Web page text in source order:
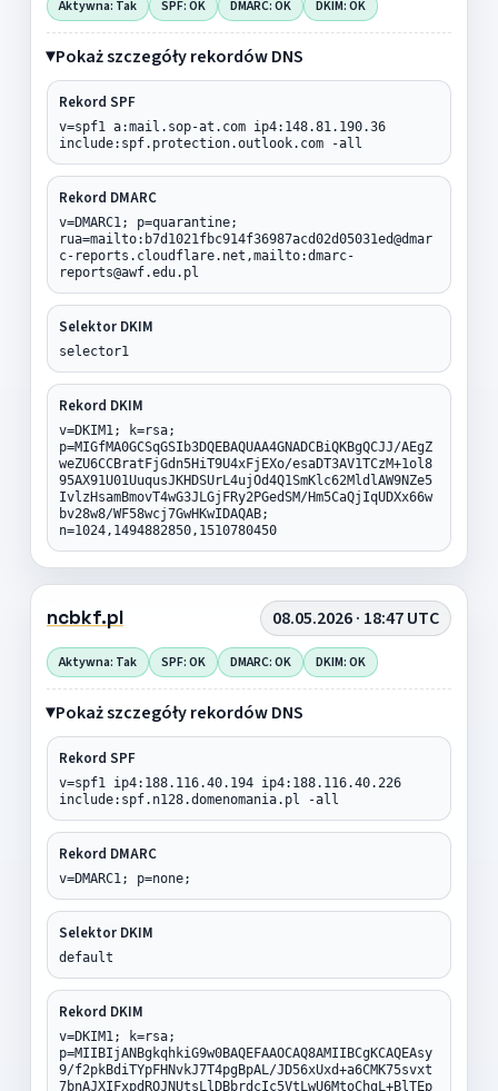
Aktywna: Tak SPF: OK DMARC: OK DKIM: OK
Pokaż szczegóły rekordów DNS
Rekord SPF
v=spf1 a:mail.sop-at.com ip4:148.81.190.36
include:spf.protection.outlook.com -all
Rekord DMARC
v=DMARC1; p=quarantine;
rua=mailto:b7d1021fbc914f36987acd02d05031ed@dmar
c-reports.cloudflare.net,mailto:dmarc-
reports@awf.edu.pl
Selektor DKIM
selector1
Rekord DKIM
v=DKIM1; k=rsa;
p=MIGfMA0GCSqGSIb3DQEBAQUAA4GNADCBiQKBgQCJJ/AEgZ
weZU6CCBratFjGdn5HiT9U4xFjEXo/esaDT3AV1TCzM+1ol8
95AX91U01UuqusJKHDSUrL4ujOd4Q1SmKlc62MldlAW9NZe5
IvlzHsamBmovT4wG3JLGjFRy2PGedSM/Hm5CaQjIqUDXx66w
bv28w8/WF58wcj7GwHKwIDAQAB;
n=1024,1494882850,1510780450
ncbkf.pl 08.05.2026 · 18:47 UTC
Aktywna: Tak SPF: OK DMARC: OK DKIM: OK
Pokaż szczegóły rekordów DNS
Rekord SPF
v=spf1 ip4:188.116.40.194 ip4:188.116.40.226
include:spf.n128.domenomania.pl -all
Rekord DMARC
v=DMARC1; p=none;
Selektor DKIM
default
Rekord DKIM
v=DKIM1; k=rsa;
p=MIIBIjANBgkqhkiG9w0BAQEFAAOCAQ8AMIIBCgKCAQEAsy
9/f2pkBdiTYpFHNvkJ7T4pgBpAL/JD56xUxd+a6CMK75svxt
7bnAJXIFxpdROJNUtsLlDBbrdcIc5VtLwU6MtoChgL+BlTEp